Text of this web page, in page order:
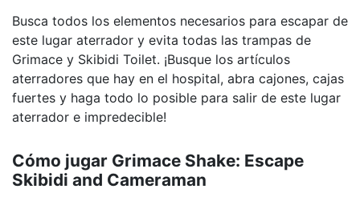
Busca todos los elementos necesarios para escapar de
este lugar aterrador y evita todas las trampas de
Grimace y Skibidi Toilet. ¡Busque los artículos
aterradores que hay en el hospital, abra cajones, cajas
fuertes y haga todo lo posible para salir de este lugar
aterrador e impredecible!
Cómo jugar Grimace Shake: Escape
Skibidi and Cameraman